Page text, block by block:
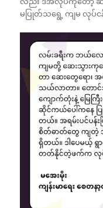
မပြုတ်သရွေ့ ကျမ လုပ်င